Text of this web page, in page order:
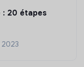
: 20 étapes
2023